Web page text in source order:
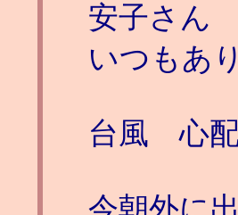
安子さん
いつもあ
台風 心配